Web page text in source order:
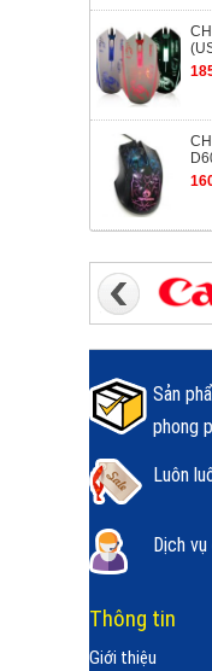
Sản
phong
Luôn
Dịch
Thông tin
Giới thiệu